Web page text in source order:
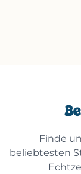
Finde
beliebtesten